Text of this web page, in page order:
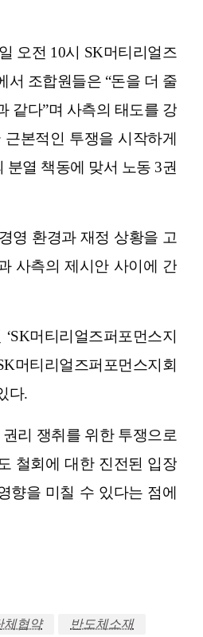
오전 10시 SK머티리얼즈
서 조합원들은 “돈을 더 줄
같다”며 사측의 태도를 강
본적인 투쟁을 시작하게
열 책동에 맞서 노동 3권
영 환경과 재정 상황을 고
사측의 제시안 사이에 간
머티리얼즈퍼포먼스지
머티리얼즈퍼포먼스지회
다.
리 쟁취를 위한 투쟁으로
철회에 대한 진전된 입장
향을 미칠 수 있다는 점에
체협약
반도체소재